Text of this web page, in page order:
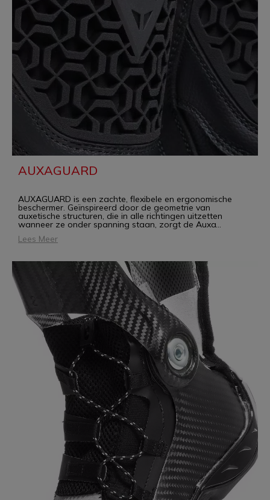
AUXAGUARD
AUXAGUARD is een zachte, flexibele en ergonomische
beschermer. Geïnspireerd door de geometrie van
auxetische structuren, die in alle richtingen uitzetten
wanneer ze onder spanning staan, zorgt de Auxa...
Lees Meer